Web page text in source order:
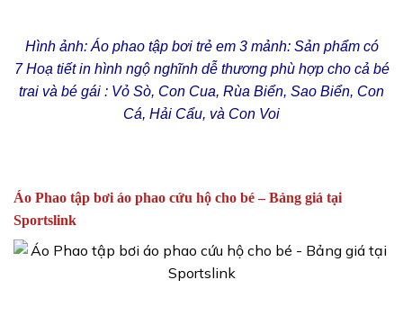
Hình ảnh: Áo phao tập bơi trẻ em 3 mảnh: Sản phẩm có
7 Hoạ tiết in hình ngộ nghĩnh dễ thương phù hợp cho cả bé
trai và bé gái : Vỏ Sò, Con Cua, Rùa Biển, Sao Biển, Con
Cá, Hải Cẩu, và Con Voi
Áo Phao tập bơi áo phao cứu hộ cho bé – Bảng giá tại
Sportslink